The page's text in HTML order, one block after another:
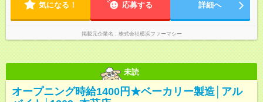
間：休憩60分） 12：30～21：30（実働8時間：休憩60分）
気になる！ 応募する 詳細へ
掲載元企業名 株式会社横浜ファーマシー
未読
オープニング時給1400円★ベーカリー製造│アル